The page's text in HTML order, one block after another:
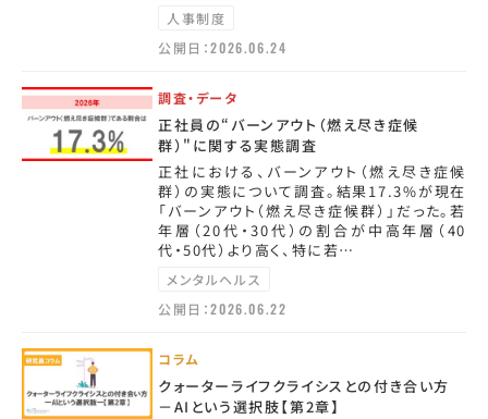
人事制度
公開日：2026.06.24
調査・データ
正社員の“バーンアウト（燃え尽き症候
群）"に関する実態調査
正社における、バーンアウト（燃え尽き症候
群）の実態について調査。結果17.3%が現在
「バーンアウト（燃え尽き症候群）」だった。若
年層（20代・30代）の割合が中高年層（40
代・50代）より高く、特に若…
メンタルヘルス
公開日：2026.06.22
コラム
クォーターライフクライシスとの付き合い方
－AIという選択肢【第2章】